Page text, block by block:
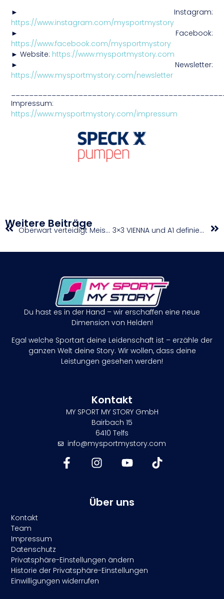
► Instagram:
https://www.instagram.com/mysportmystory
► Facebook:
https://www.facebook.com/mysportmystory
► Website: https://www.mysportmystory.com
► Newsletter:
https://www.mysportmystory.com/newsletter
Impressum:
https://www.mysportmystory.com/impressum
Weitere Beiträge Oberwart verteidigt Meistertitel in der win2day Basketball Superliga 3×3 VIENNA und A1 definieren 3×3-Experience neu
Du hast es in der Hand – wir erschaffen eine neue
Dimension von Helden!
Egal welche Sportart deine Leidenschaft ist – erzähle der
ganzen Welt deine Story. Wir wollen, dass deine
Leistungen gesehen werden!
Kontakt
MY SPORT MY STORY GmbH
Bairbach 15
6410 Telfs
info@mysportmystory.com
Über uns
Kontakt
Team
Impressum
Datenschutz
Privatsphäre-Einstellungen ändern
Historie der Privatsphäre-Einstellungen
Einwilligungen widerrufen